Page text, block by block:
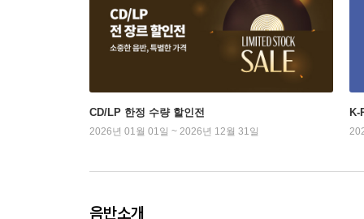
CD/LP 한정 수량 할인전
2026년 01월 01일 ~ 2026년 12월 31일
K-
음반소개